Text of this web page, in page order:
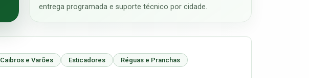
entrega programada e suporte técnico por cidade.
Caibros e Varões Esticadores
Réguas e Pranchas